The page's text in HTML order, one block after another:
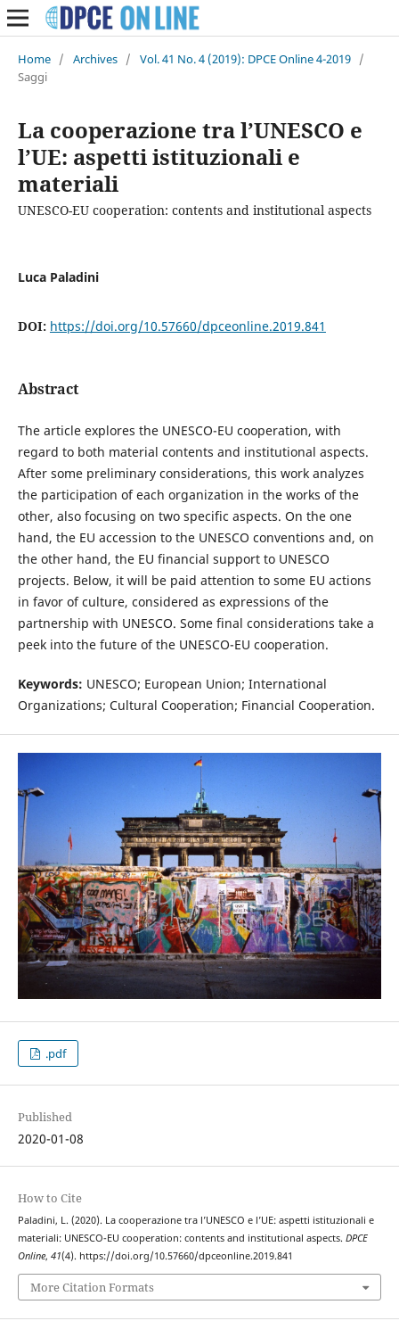
Home / Archives / Vol. 41 No. 4 (2019): DPCE Online 4-2019 /
Saggi
La cooperazione tra l’UNESCO e
l’UE: aspetti istituzionali e
materiali
UNESCO-EU cooperation: contents and institutional aspects
Luca Paladini
DOI: https://doi.org/10.57660/dpceonline.2019.841
Abstract
The article explores the UNESCO-EU cooperation, with
regard to both material contents and institutional aspects.
After some preliminary considerations, this work analyzes
the participation of each organization in the works of the
other, also focusing on two specific aspects. On the one
hand, the EU accession to the UNESCO conventions and, on
the other hand, the EU financial support to UNESCO
projects. Below, it will be paid attention to some EU actions
in favor of culture, considered as expressions of the
partnership with UNESCO. Some final considerations take a
peek into the future of the UNESCO-EU cooperation.
Keywords: UNESCO; European Union; International
Organizations; Cultural Cooperation; Financial Cooperation.
.pdf
Published
2020-01-08
How to Cite
Paladini, L. (2020). La cooperazione tra l’UNESCO e l’UE: aspetti istituzionali e
materiali: UNESCO-EU cooperation: contents and institutional aspects. DPCE
Online, 41(4). https://doi.org/10.57660/dpceonline.2019.841
More Citation Formats